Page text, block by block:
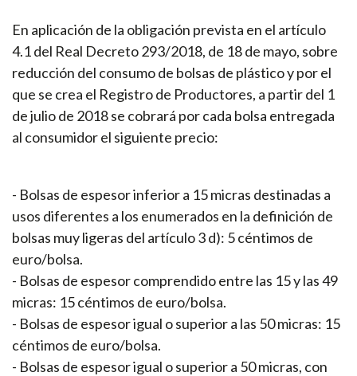
En aplicación de la obligación prevista en el artículo
4.1 del Real Decreto 293/2018, de 18 de mayo, sobre
reducción del consumo de bolsas de plástico y por el
que se crea el Registro de Productores, a partir del 1
de julio de 2018 se cobrará por cada bolsa entregada
al consumidor el siguiente precio:
- Bolsas de espesor inferior a 15 micras destinadas a
usos diferentes a los enumerados en la definición de
bolsas muy ligeras del artículo 3 d): 5 céntimos de
euro/bolsa.
- Bolsas de espesor comprendido entre las 15 y las 49
micras: 15 céntimos de euro/bolsa.
- Bolsas de espesor igual o superior a las 50 micras: 15
céntimos de euro/bolsa.
- Bolsas de espesor igual o superior a 50 micras, con